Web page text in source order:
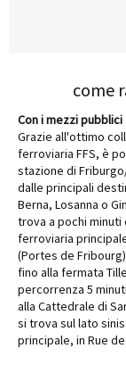
come
Con i mezzi pubblici
Grazie all'ottimo
ferroviaria FFS, è
stazione di
dalle principali
Berna, Losanna o
trova a pochi minuti
ferroviaria
(Portes de
fino alla fermata
percorrenza 5
alla Cattedrale di
si trova sul lato
principale, in Rue